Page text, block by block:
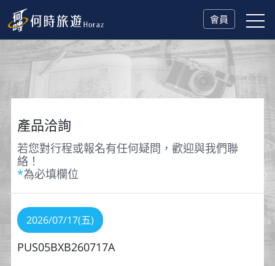
會員
產品洽詢
若您對行程或報名有任何疑問，歡迎與我們聯
絡！
*為必填欄位
2026/07/17(五)
PUS05BXB260717A